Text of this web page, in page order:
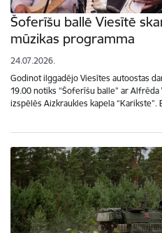
Šoferīšu ballē Viesītē
mūzikas programma
24.07.2026.
Godinot ilggadējo Viesītes autoostas
19.00 notiks “Šoferīšu balle” ar
izspēlēs Aizkraukles kapela “Karikste”.